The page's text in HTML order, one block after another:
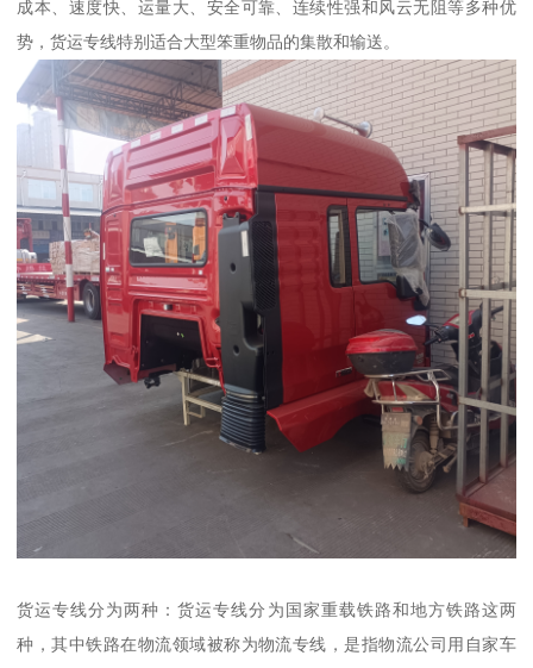
成本、速度快、运量大、安全可靠、连续性强和风云无阻等多种优
势，货运专线特别适合大型笨重物品的集散和输送。
货运专线分为两种：货运专线分为国家重载铁路和地方铁路这两
种，其中铁路在物流领域被称为物流专线，是指物流公司用自家车